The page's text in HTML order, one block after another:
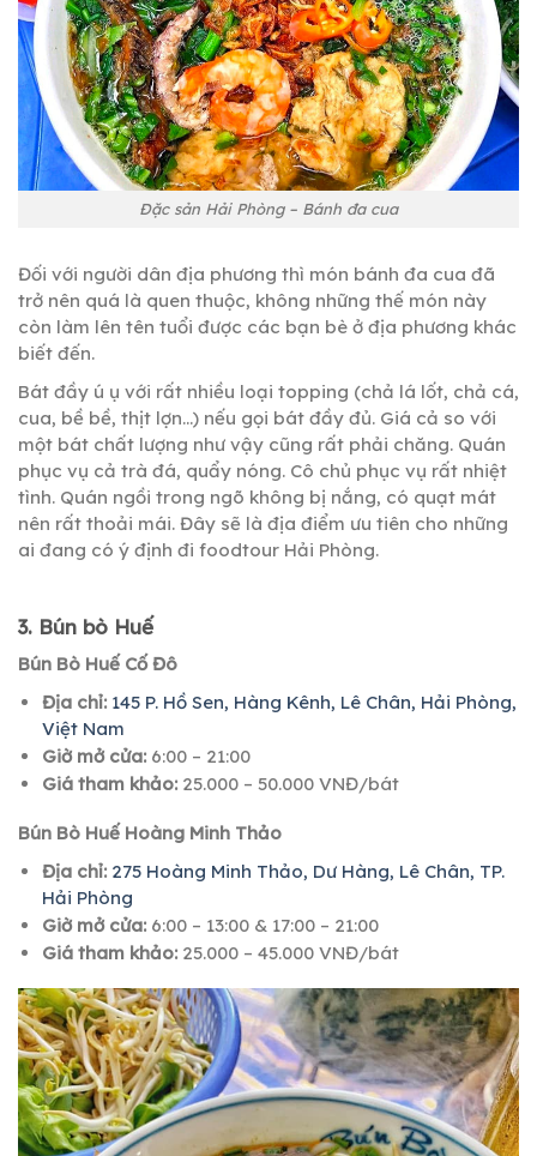
Đặc sản Hải Phòng – Bánh đa cua
Đối với người dân địa phương thì món bánh đa cua đã
trở nên quá là quen thuộc, không những thế món này
còn làm lên tên tuổi được các bạn bè ở địa phương khác
biết đến.
Bát đầy ú ụ với rất nhiều loại topping (chả lá lốt, chả cá,
cua, bề bề, thịt lợn…) nếu gọi bát đầy đủ. Giá cả so với
một bát chất lượng như vậy cũng rất phải chăng. Quán
phục vụ cả trà đá, quẩy nóng. Cô chủ phục vụ rất nhiệt
tình. Quán ngồi trong ngõ không bị nắng, có quạt mát
nên rất thoải mái. Đây sẽ là địa điểm ưu tiên cho những
ai đang có ý định đi foodtour Hải Phòng.
3. Bún bò Huế
Bún Bò Huế Cố Đô
Địa chỉ: 145 P. Hồ Sen, Hàng Kênh, Lê Chân, Hải Phòng,
Việt Nam
Giờ mở cửa: 6:00 – 21:00
Giá tham khảo: 25.000 – 50.000 VNĐ/bát
Bún Bò Huế Hoàng Minh Thảo
Địa chỉ: 275 Hoàng Minh Thảo, Dư Hàng, Lê Chân, TP.
Hải Phòng
Giờ mở cửa: 6:00 – 13:00 & 17:00 – 21:00
Giá tham khảo: 25.000 – 45.000 VNĐ/bát